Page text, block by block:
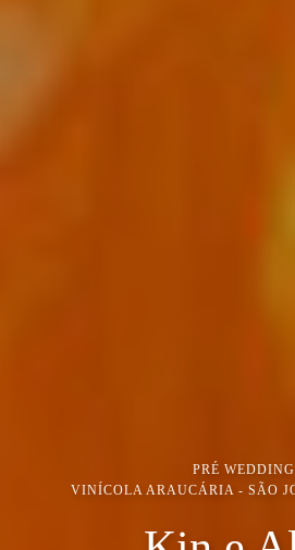
PRÉ WEDDING
VINÍCOLA ARAUCÁRIA - SÃO